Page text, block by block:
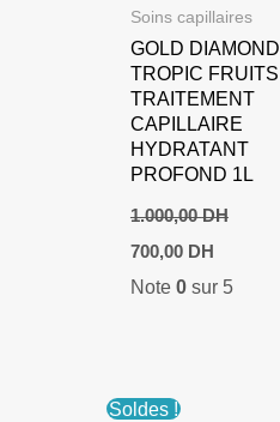
Soins capillaires
GOLD DIAMOND
TROPIC FRUITS
TRAITEMENT
CAPILLAIRE
HYDRATANT
PROFOND 1L
1.000,00DH
Le
prix
initial
700,00 DHLe
actuel
Note 0sur 5
Soldes !